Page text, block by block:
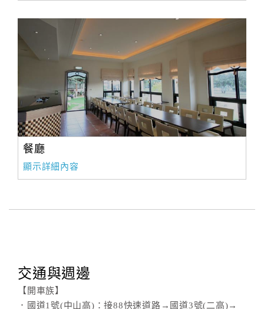
餐廳
顯示詳細內容
交通與週邊
【開車族】
．國道1號(中山高)：接88快速道路→國道3號(二高)→